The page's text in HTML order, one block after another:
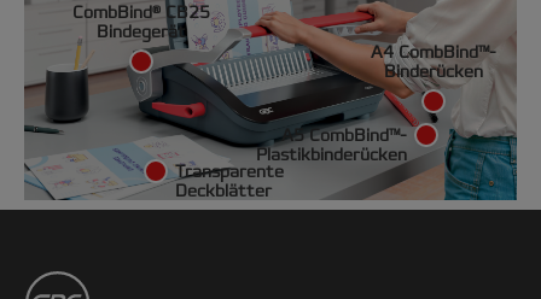
CombBind® CB25
Bindegerät
A4 CombBind™-
Binderücken
A5 CombBind™-
Plastikbinderücken
Transparente
Deckblätter